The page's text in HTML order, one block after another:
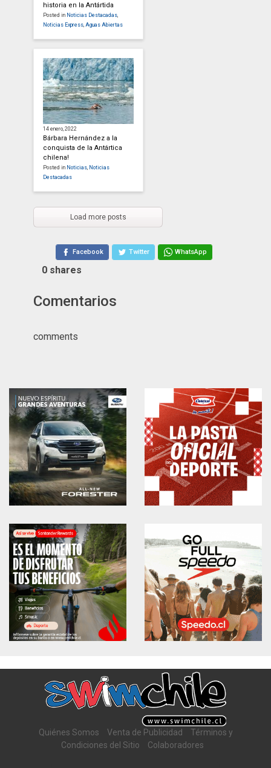
historia en la Antártida
Posted in Noticias Destacadas
Noticias Express Aguas Abiertas
14 enero, 2022
Bárbara Hernández a la
conquista de la Antártica
chilena!
Posted in Noticias Noticias
Destacadas
Load more posts
Facebook Twitter WhatsApp
0 shares
Comentarios
comments
Quiénes Somos Venta de Publicidad
Términos y
Condiciones del Sitio
Colaboradores